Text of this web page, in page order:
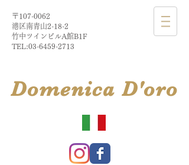
〒107-0062
港区南青山2-18-2​
​竹中ツインビルA館B1F
TEL:03-6459-2713
​DomenicaD'oro